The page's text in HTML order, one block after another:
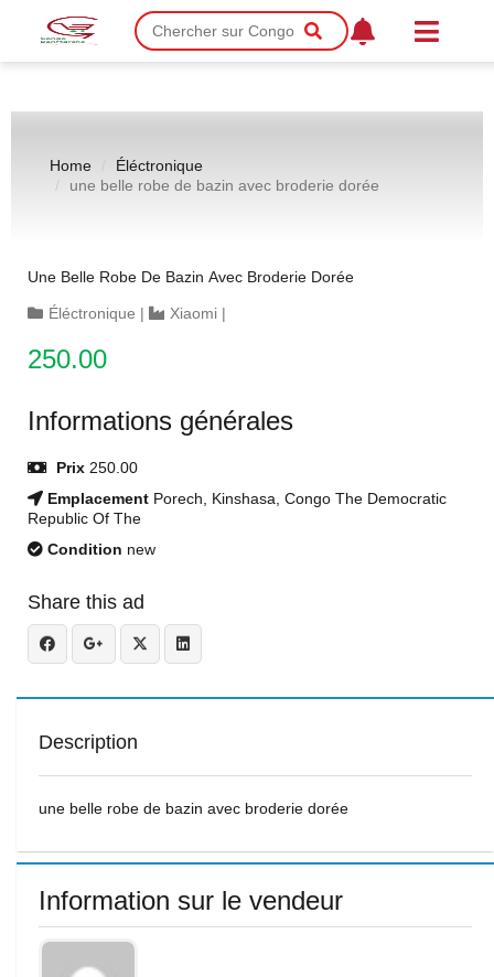
Home
Éléctronique
une belle robe de bazin avec broderie dorée
Une Belle Robe De Bazin Avec Broderie Dorée
Éléctronique | Xiaomi |
250.00
Informations générales
Prix 250.00
Emplacement Porech, Kinshasa, Congo The Democratic
Republic Of The
Condition new
Share this ad
Description
une belle robe de bazin avec broderie dorée
Information sur le vendeur